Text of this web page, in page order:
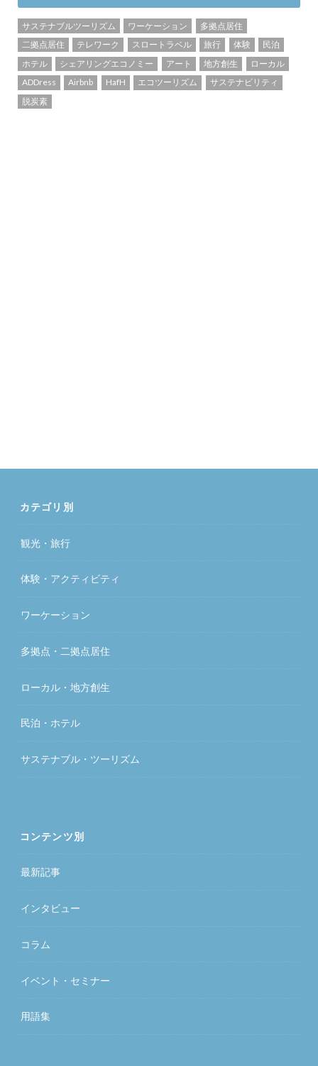
サステナブルツーリズム ワーケーション
多拠点居住
二拠点居住
テレワーク スロートラベル 旅行 体験
民泊
ホテル
シェアリングエコノミー アート 地方創生
ローカル
ADDress
Airbnb HafH エコツーリズム
サステナビリティ
脱炭素
カテゴリ別
観光・旅行
体験・アクティビティ
ワーケーション
多拠点・二拠点居住
ローカル・地方創生
民泊・ホテル
サステナブル・ツーリズム
コンテンツ別
最新記事
インタビュー
コラム
イベント・セミナー
用語集